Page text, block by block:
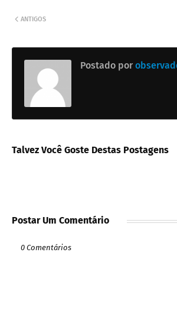
ANTIGOS
Postado por
Talvez Você Goste Destas Postagens
Postar Um Comentário
0 Comentários